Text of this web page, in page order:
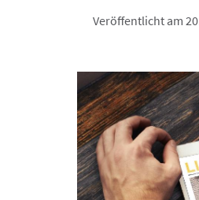
Veröffentlicht am